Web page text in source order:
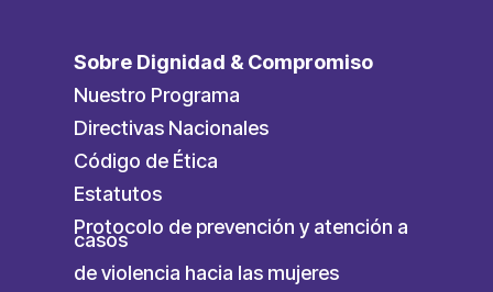
Sobre Dignidad & Compromiso
Nuestro Programa
Directivas Nacionales
Código de Ética
Estatutos
Protocolo de prevención y atención a
casos
de violencia hacia las mujeres